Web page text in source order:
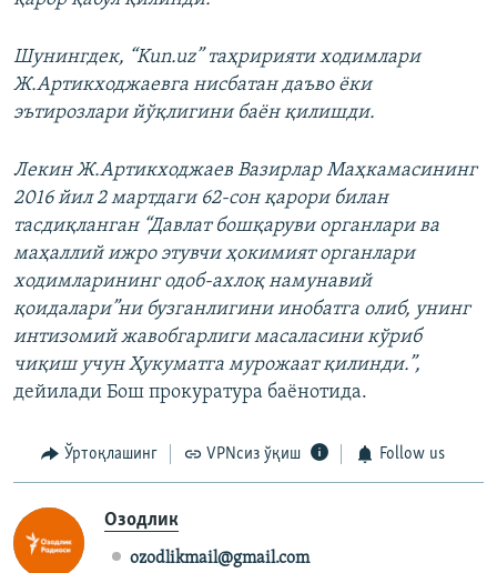
Шунингдек, “Kun.uz” таҳририяти ходимлари
Ж.Артикходжаевга нисбатан даъво ёки
эътирозлари йўқлигини баён қилишди.
Лекин Ж.Артикходжаев Вазирлар Маҳкамасининг
2016 йил 2 мартдаги 62-сон қарори билан
тасдиқланган “Давлат бошқаруви органлари ва
маҳаллий ижро этувчи ҳокимият органлари
ходимларининг одоб-ахлоқ намунавий
қоидалари”ни бузганлигини инобатга олиб, унинг
интизомий жавобгарлиги масаласини кўриб
чиқиш учун Ҳукуматга мурожаат қилинди.”,
дейилади Бош прокуратура баёнотида.
Ўртоқлашинг VPNсиз ўқиш Follow us
Озодлик
ozodlikmail@gmail.com